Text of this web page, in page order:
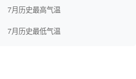
7月历史最高气温
7月历史最低气温